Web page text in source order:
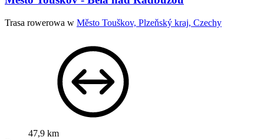
Trasa rowerowa w Město Touškov, Plzeňský kraj, Czechy
47,9 km